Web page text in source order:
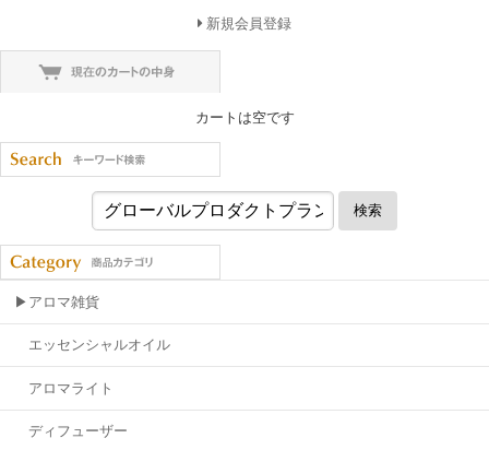
新規会員登録
カートは空です
検索
▶アロマ雑貨
エッセンシャルオイル
アロマライト
ディフューザー